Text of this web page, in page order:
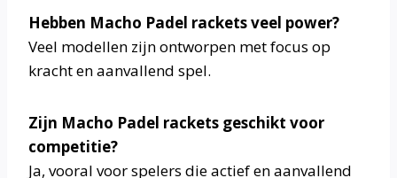
Hebben Macho Padel rackets veel power?
Veel modellen zijn ontworpen met focus op
kracht en aanvallend spel.
Zijn Macho Padel rackets geschikt voor
competitie?
Ja, vooral voor spelers die actief en aanvallend